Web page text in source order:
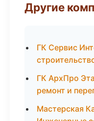
Другие
ГК Сервис
ГК АрхПро
ремонт и
Мастерская